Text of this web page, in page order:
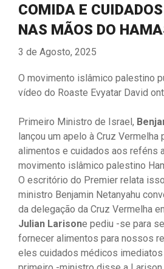
COMIDA E
NAS MÃOS DO
3 de Agosto, 2025
O movimento islâmico palestino
vídeo do Roaste Evyatar David
Primeiro Ministro de Israel,
lançou um apelo à Cruz Vermelha
alimentos e cuidados aos reféns
movimento islâmico palestino
O escritório do Premier relata
ministro Benjamin Netanyahu
da delegação da Cruz Vermelha
Julian Larisone pediu -se para
fornecer alimentos para nossos
eles cuidados médicos imediatos